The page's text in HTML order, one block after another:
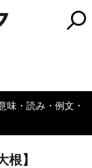
味・読み・例文・
】